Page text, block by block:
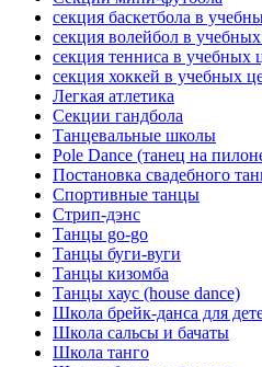
секция баскетбола в
секция волейбол в
секция тенниса в учебных
секция хоккей в учебных
Легкая атлетика
Секции гандбола
Танцевальные школы
Pole Dance (танец на
Постановка свадебного
Спортивные танцы
Стрип-дэнс
Танцы go-go
Танцы буги-вуги
Танцы кизомба
Танцы хаус (house dance)
Школа брейк-данса для
Школа сальсы и бачаты
Школа танго